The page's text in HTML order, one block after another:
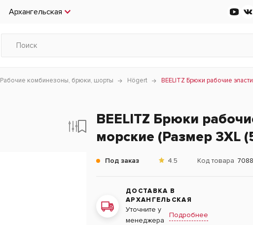
Архангельская
Рабочие комбинезоны, брюки, шорты Högert BEELITZ Брюки рабочие
BEELITZ Брюки
морские (Размер 3XL
Под заказ 4.5 Код товара
ДОСТАВКА В
АРХАНГЕЛЬСКАЯ
Уточните у
менеджера
Подробнее